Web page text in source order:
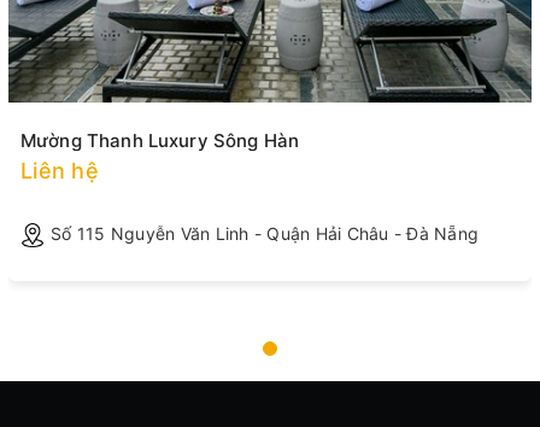
Mường Thanh Luxury Sông Hàn
Liên hệ
Số 115 Nguyễn Văn Linh - Quận Hải Châu - Đà Nẵng